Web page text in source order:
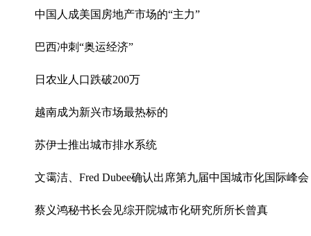
中国人成美国房地产市场的“主力”
巴西冲刺“奥运经济”
日农业人口跌破200万
越南成为新兴市场最热标的
苏伊士推出城市排水系统
文霭洁、Fred Dubee确认出席第九届中国城市化国际峰会
蔡义鸿秘书长会见综开院城市化研究所所长曾真